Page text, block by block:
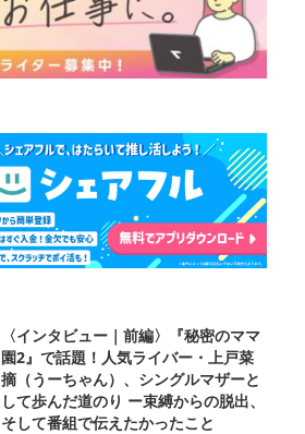
〈インタビュー｜前編〉『秘密のママ
園2』で話題！人気ライバー・上戸菜
摘（うーちゃん）、シングルマザーと
して歩んだ道のり ー束縛からの脱出、
そして番組で伝えたかったこと